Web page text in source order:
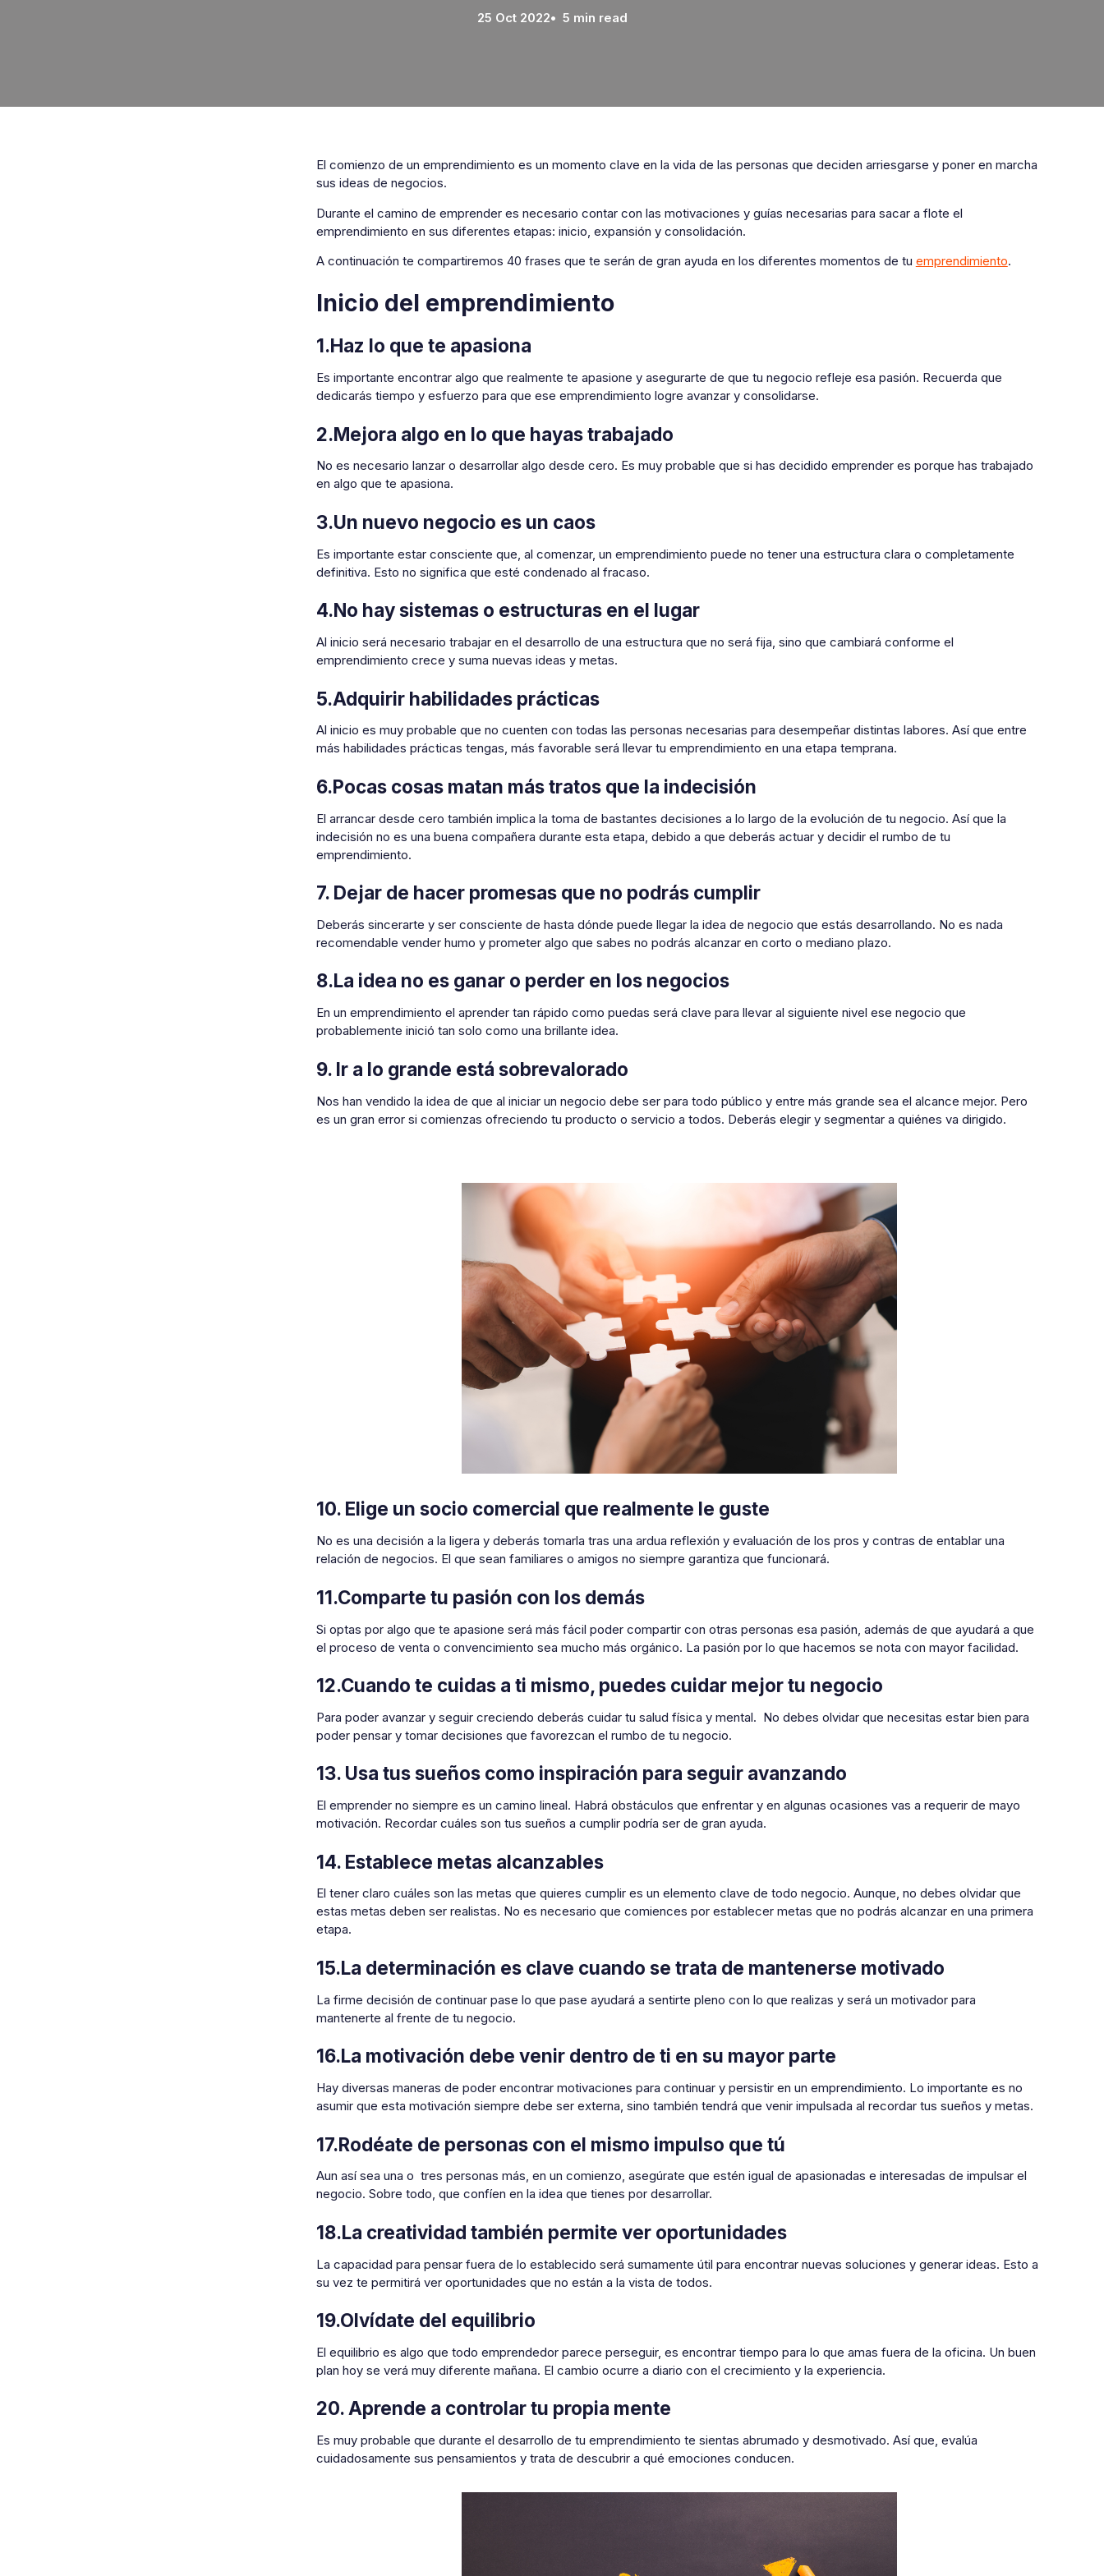
25 Oct 2022• 5 min read
El comienzo de un emprendimiento es un momento clave en la vida de las personas que deciden arriesgarse y poner en marcha
sus ideas de negocios.
Durante el camino de emprender es necesario contar con las motivaciones y guías necesarias para sacar a flote el
emprendimiento en sus diferentes etapas: inicio, expansión y consolidación.
A continuación te compartiremos 40 frases que te serán de gran ayuda en los diferentes momentos de tu emprendimiento.
Inicio del emprendimiento
1.Haz lo que te apasiona
Es importante encontrar algo que realmente te apasione y asegurarte de que tu negocio refleje esa pasión. Recuerda que
dedicarás tiempo y esfuerzo para que ese emprendimiento logre avanzar y consolidarse.
2.Mejora algo en lo que hayas trabajado
No es necesario lanzar o desarrollar algo desde cero. Es muy probable que si has decidido emprender es porque has trabajado
en algo que te apasiona.
3.Un nuevo negocio es un caos
Es importante estar consciente que, al comenzar, un emprendimiento puede no tener una estructura clara o completamente
definitiva. Esto no significa que esté condenado al fracaso.
4.No hay sistemas o estructuras en el lugar
Al inicio será necesario trabajar en el desarrollo de una estructura que no será fija, sino que cambiará conforme el
emprendimiento crece y suma nuevas ideas y metas.
5.Adquirir habilidades prácticas
Al inicio es muy probable que no cuenten con todas las personas necesarias para desempeñar distintas labores. Así que entre
más habilidades prácticas tengas, más favorable será llevar tu emprendimiento en una etapa temprana.
6.Pocas cosas matan más tratos que la indecisión
El arrancar desde cero también implica la toma de bastantes decisiones a lo largo de la evolución de tu negocio. Así que la
indecisión no es una buena compañera durante esta etapa, debido a que deberás actuar y decidir el rumbo de tu
emprendimiento.
7. Dejar de hacer promesas que no podrás cumplir
Deberás sincerarte y ser consciente de hasta dónde puede llegar la idea de negocio que estás desarrollando. No es nada
recomendable vender humo y prometer algo que sabes no podrás alcanzar en corto o mediano plazo.
8.La idea no es ganar o perder en los negocios
En un emprendimiento el aprender tan rápido como puedas será clave para llevar al siguiente nivel ese negocio que
probablemente inició tan solo como una brillante idea.
9. Ir a lo grande está sobrevalorado
Nos han vendido la idea de que al iniciar un negocio debe ser para todo público y entre más grande sea el alcance mejor. Pero
es un gran error si comienzas ofreciendo tu producto o servicio a todos. Deberás elegir y segmentar a quiénes va dirigido.
10. Elige un socio comercial que realmente le guste
No es una decisión a la ligera y deberás tomarla tras una ardua reflexión y evaluación de los pros y contras de entablar una
relación de negocios. El que sean familiares o amigos no siempre garantiza que funcionará.
11.Comparte tu pasión con los demás
Si optas por algo que te apasione será más fácil poder compartir con otras personas esa pasión, además de que ayudará a que
el proceso de venta o convencimiento sea mucho más orgánico. La pasión por lo que hacemos se nota con mayor facilidad.
12.Cuando te cuidas a ti mismo, puedes cuidar mejor tu negocio
Para poder avanzar y seguir creciendo deberás cuidar tu salud física y mental. No debes olvidar que necesitas estar bien para
poder pensar y tomar decisiones que favorezcan el rumbo de tu negocio.
13. Usa tus sueños como inspiración para seguir avanzando
El emprender no siempre es un camino lineal. Habrá obstáculos que enfrentar y en algunas ocasiones vas a requerir de mayo
motivación. Recordar cuáles son tus sueños a cumplir podría ser de gran ayuda.
14. Establece metas alcanzables
El tener claro cuáles son las metas que quieres cumplir es un elemento clave de todo negocio. Aunque, no debes olvidar que
estas metas deben ser realistas. No es necesario que comiences por establecer metas que no podrás alcanzar en una primera
etapa.
15.La determinación es clave cuando se trata de mantenerse motivado
La firme decisión de continuar pase lo que pase ayudará a sentirte pleno con lo que realizas y será un motivador para
mantenerte al frente de tu negocio.
16.La motivación debe venir dentro de ti en su mayor parte
Hay diversas maneras de poder encontrar motivaciones para continuar y persistir en un emprendimiento. Lo importante es no
asumir que esta motivación siempre debe ser externa, sino también tendrá que venir impulsada al recordar tus sueños y metas.
17.Rodéate de personas con el mismo impulso que tú
Aun así sea una o tres personas más, en un comienzo, asegúrate que estén igual de apasionadas e interesadas de impulsar el
negocio. Sobre todo, que confíen en la idea que tienes por desarrollar.
18.La creatividad también permite ver oportunidades
La capacidad para pensar fuera de lo establecido será sumamente útil para encontrar nuevas soluciones y generar ideas. Esto a
su vez te permitirá ver oportunidades que no están a la vista de todos.
19.Olvídate del equilibrio
El equilibrio es algo que todo emprendedor parece perseguir, es encontrar tiempo para lo que amas fuera de la oficina. Un buen
plan hoy se verá muy diferente mañana. El cambio ocurre a diario con el crecimiento y la experiencia.
20. Aprende a controlar tu propia mente
Es muy probable que durante el desarrollo de tu emprendimiento te sientas abrumado y desmotivado. Así que, evalúa
cuidadosamente sus pensamientos y trata de descubrir a qué emociones conducen.